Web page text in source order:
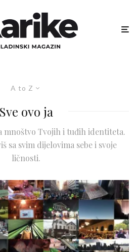
A to Z
Sve ovo ja
mnoštvo Tvojih i tuđih identiteta.
sa svim dijelovima sebe i svoje
ličnosti.